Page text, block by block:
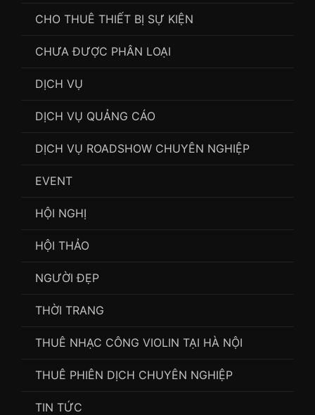
CHO THUÊ THIẾT BỊ SỰ KIỆN
CHƯA ĐƯỢC PHÂN LOẠI
DỊCH VỤ
DỊCH VỤ QUẢNG CÁO
DỊCH VỤ ROADSHOW CHUYÊN NGHIỆP
EVENT
HỘI NGHỊ
HỘI THẢO
NGƯỜI ĐẸP
THỜI TRANG
THUÊ NHẠC CÔNG VIOLIN TẠI HÀ NỘI
THUÊ PHIÊN DỊCH CHUYÊN NGHIỆP
TIN TỨC